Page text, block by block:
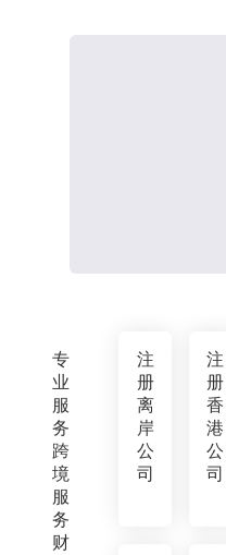
专
业
服
务
跨
境
服
务
财
注
册
离
岸
公
司
注
册
香
港
公
司